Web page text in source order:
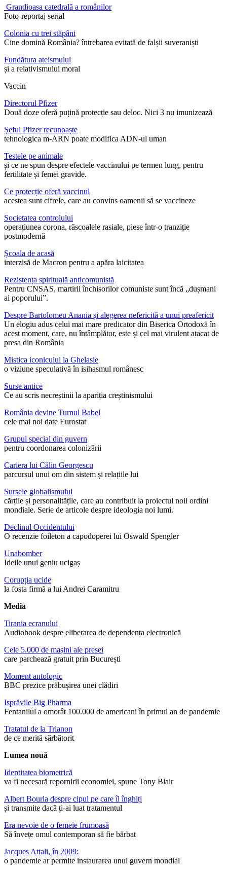
Grandioasa catedrală a românilor
Foto-reportaj serial
Colonia cu trei stăpâni
Cine domină România? întrebarea evitată de falșii suveraniști
Fundătura ateismului
și a relativismului moral
Vaccin
Directorul Pfizer
Două doze oferă puțină protecție sau deloc. Nici 3 nu imunizează
Șeful Pfizer recunoaște
tehnologica m-ARN poate modifica ADN-ul uman
Testele pe animale
și ce ne spun despre efectele vaccinului pe termen lung, pentru
fertilitate și femei gravide.
Ce protecție oferă vaccinul
acestea sunt cifrele, care au convins oamenii să se vaccineze
Societatea controlului
operațiunea corona, răscoalele rasiale, piese într-o tranziție
postmodernă
Școala de acasă
interzisă de Macron pentru a apăra laicitatea
Rezistența spirituală anticomunistă
Pentru CNSAS, martirii închisorilor comuniste sunt încă „dușmani
ai poporului”.
Despre Bartolomeu Anania și alegerea nefericită a unui preafericit
Un elogiu adus celui mai mare predicator din Biserica Ortodoxă în
acest moment, care, nu întâmplător, este și cel mai virulent atacat de
presa din România
Mistica iconicului la Ghelasie
o viziune speculativă în isihasmul românesc
Surse antice
Ce au scris necreștinii la apariția creștinismului
România devine Turnul Babel
cele mai noi date Eurostat
Grupul special din guvern
pentru coordonarea colonizării
Cariera lui Călin Georgescu
parcursul unui om din sistem și relațiile lui
Sursele globalismului
cărțile și personalitățile, care au contribuit la proiectul noii ordini
mondiale. Serie de articole despre ideologia noi lumi.
Declinul Occidentului
O recenzie foileton a capodoperei lui Oswald Spengler
Unabomber
Ideile unui geniu ucigaș
Corupția ucide
la fosta firmă a lui Andrei Caramitru
Media
Tirania ecranului
Audiobook despre eliberarea de dependența electronică
Cele 5.000 de mașini ale presei
care parchează gratuit prin București
Moment antologic
BBC prezice prăbușirea unei clădiri
Isprăvile Big Pharma
Fentanilul a omorât 100.000 de americani în primul an de pandemie
Tratatul de la Trianon
de ce merită sărbătorit
Lumea nouă
Identitatea biometrică
va fi necesară repornirii economiei, spune Tony Blair
Albert Bourla despre cipul pe care îl înghiți
și transmite dacă ți-ai luat tratamentul
Era nevoie de o femeie frumoasă
Să învețe omul contemporan să fie bărbat
Jacques Attali, în 2009:
o pandemie ar permite instaurarea unui guvern mondial